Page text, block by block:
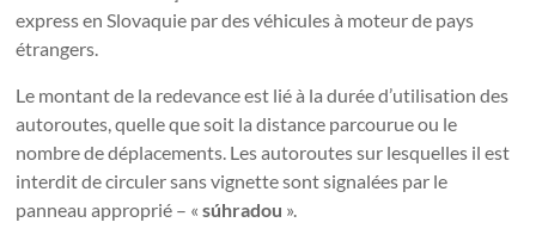
express en Slovaquie par des véhicules à moteur de pays
étrangers.
Le montant de la redevance est lié à la durée d’utilisation des
autoroutes, quelle que soit la distance parcourue ou le
nombre de déplacements. Les autoroutes sur lesquelles il est
interdit de circuler sans vignette sont signalées par le
panneau approprié – «súhradou ».